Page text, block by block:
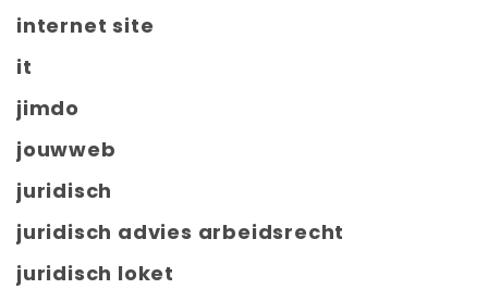
internet site
it
jimdo
jouwweb
juridisch
juridisch advies arbeidsrecht
juridisch loket